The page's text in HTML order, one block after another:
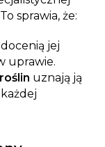
sprawia, że:
jej
uprawie.
uznają ją